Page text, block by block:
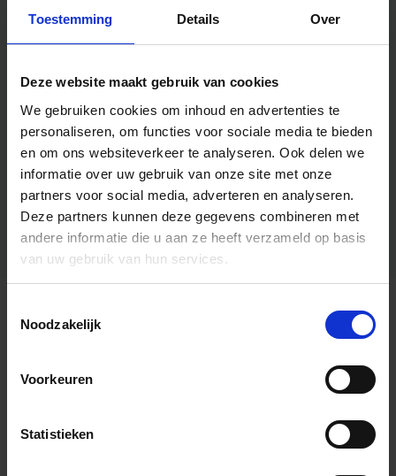
Toestemming Details Over
Deze website maakt gebruik van cookies
We gebruiken cookies om inhoud en advertenties te
personaliseren, om functies voor sociale media te bieden
en om ons websiteverkeer te analyseren. Ook delen we
informatie over uw gebruik van onze site met onze
partners voor social media, adverteren en analyseren.
Deze partners kunnen deze gegevens combineren met
andere informatie die u aan ze heeft verzameld op basis
van uw gebruik van hun services.
Noodzakelijk
Voorkeuren
Statistieken
Algemene informatie